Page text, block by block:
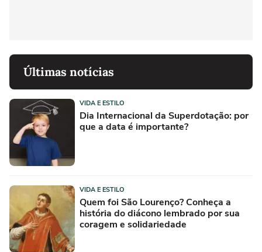
Últimas notícias
VIDA E ESTILO
Dia Internacional da Superdotação: por
que a data é importante?
VIDA E ESTILO
Quem foi São Lourenço? Conheça a
história do diácono lembrado por sua
coragem e solidariedade